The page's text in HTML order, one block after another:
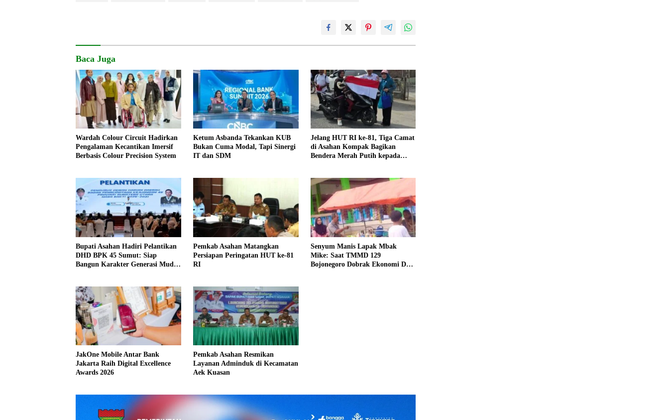
Baca Juga
Wardah Colour Circuit Hadirkan
Pengalaman Kecantikan Imersif
Berbasis Colour Precision System
Ketum Asbanda Tekankan KUB
Bukan Cuma Modal, Tapi Sinergi
IT dan SDM
Jelang HUT RI ke-81, Tiga Camat
di Asahan Kompak Bagikan
Bendera Merah Putih kepada
Bupati Asahan Hadiri Pelantikan
DHD BPK 45 Sumut: Siap
Bangun Karakter Generasi Muda
Pemkab Asahan Matangkan
Persiapan Peringatan HUT ke-81
RI
Senyum Manis Lapak Mbak
Mike: Saat TMMD 129
Bojonegoro Dobrak Ekonomi Desa
JakOne Mobile Antar Bank
Jakarta Raih Digital Excellence
Awards 2026
Pemkab Asahan Resmikan
Layanan Adminduk di Kecamatan
Aek Kuasan